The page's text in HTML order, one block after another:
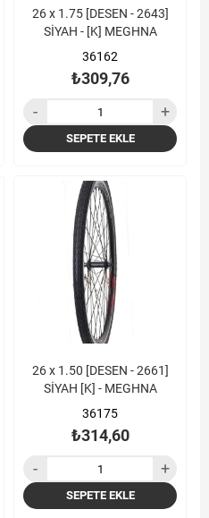
26 x 1.75 [DESEN - 2643]
SİYAH - [K] MEGHNA
36162
₺309,76
SEPETE EKLE
26 x 1.50 [DESEN - 2661]
SİYAH [K] - MEGHNA
36175
₺314,60
SEPETE EKLE